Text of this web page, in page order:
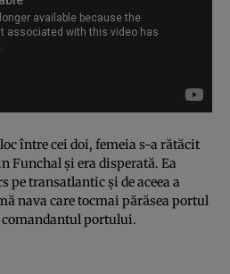
între cei doi, femeia s-a rătăcit
Funchal şi era disperată. Ea
pe transatlantic şi de aceea a
nava care tocmai părăsea portul
comandantul portului.